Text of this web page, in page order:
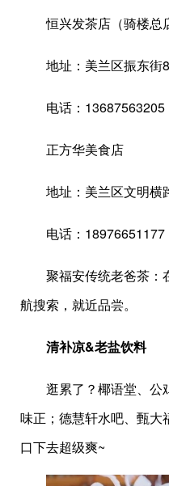
恒兴发茶店（骑楼总
地址：美兰区振东街
电话：13687563205
正方华美食店
地址：美兰区文明横
电话：18976651177
聚福安传统老爸茶：
航搜索，就近品尝。
清补凉&老盐饮料
逛累了？椰语堂、公
味正；德慧轩水吧、甄大
口下去超级爽~